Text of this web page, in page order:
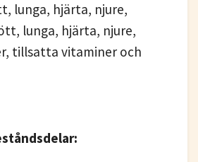
lunga, hjärta, njure,
lunga, hjärta, njure,
tillsatta vitaminer och